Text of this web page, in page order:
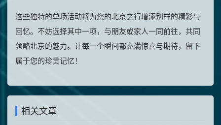
这些独特的单场活动将为您的北京之行增添别样的精彩与
回忆。不妨选择其中一项，与朋友或家人一同前往，共同
领略北京的魅力。让每一个瞬间都充满惊喜与期待，留下
属于您的珍贵记忆！
相关文章